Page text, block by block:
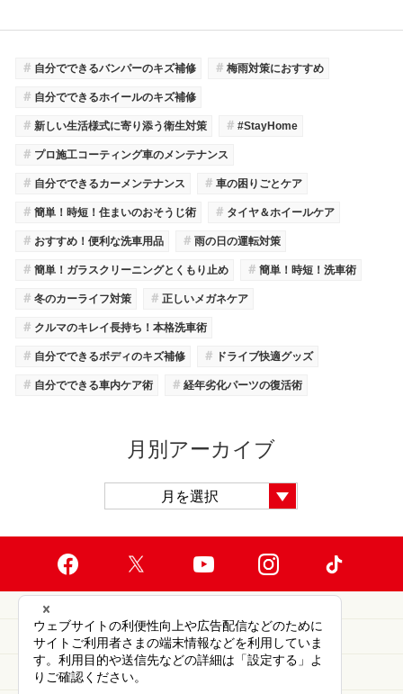
＃ 自分でできるバンパーのキズ補修 ＃ 梅雨対策におすすめ
＃ 自分でできるホイールのキズ補修
＃ 新しい生活様式に寄り添う衛生対策 ＃ #StayHome
＃ プロ施工コーティング車のメンテナンス
＃ 自分でできるカーメンテナンス ＃ 車の困りごとケア
＃ 簡単！時短！住まいのおそうじ術 ＃ タイヤ＆ホイールケア
＃ おすすめ！便利な洗車用品 ＃ 雨の日の運転対策
＃ 簡単！ガラスクリーニングとくもり止め ＃ 簡単！時短！洗車術
＃ 冬のカーライフ対策 ＃ 正しいメガネケア
＃ クルマのキレイ長持ち！本格洗車術
＃ 自分でできるボディのキズ補修 ＃ ドライブ快適グッズ
＃ 自分でできる車内ケア術 ＃ 経年劣化パーツの復活術
月別アーカイブ
サイトご利用にあたって プライバシーポリシー
ソーシャルメディアポリシー